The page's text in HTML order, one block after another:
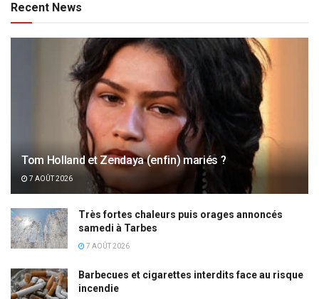
Recent News
Tom Holland et Zendaya (enfin) mariés ?
7 AOÛT 2026
Très fortes chaleurs puis orages annoncés
samedi à Tarbes
7 AOÛT 2026
Barbecues et cigarettes interdits face au risque
incendie